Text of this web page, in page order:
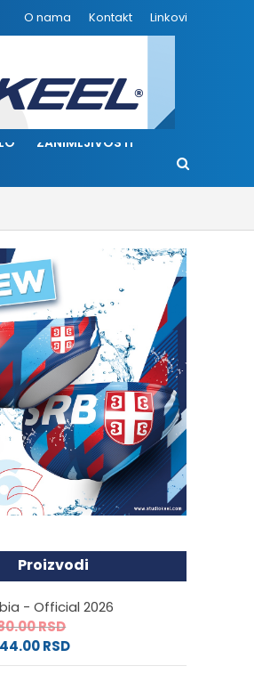
O nama Kontakt Linkovi
ZANIMLJIVOSTI
Proizvodi
- Official 2026
RSD
RSD